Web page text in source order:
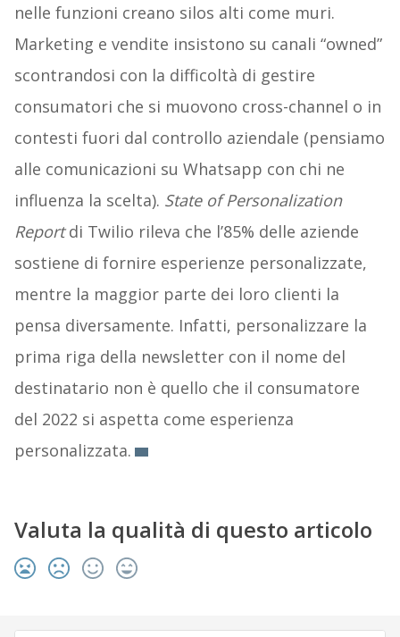
nelle funzioni creano silos alti come muri.
Marketing e vendite insistono su canali “owned”
scontrandosi con la difficoltà di gestire
consumatori che si muovono cross-channel o in
contesti fuori dal controllo aziendale (pensiamo
alle comunicazioni su Whatsapp con chi ne
influenza la scelta). State of Personalization
Reportdi Twilio rileva che l’85% delle aziende
sostiene di fornire esperienze personalizzate,
mentre la maggior parte dei loro clienti la
pensa diversamente. Infatti, personalizzare la
prima riga della newsletter con il nome del
destinatario non è quello che il consumatore
del 2022 si aspetta come esperienza
personalizzata.
Valuta la qualità di questo articolo